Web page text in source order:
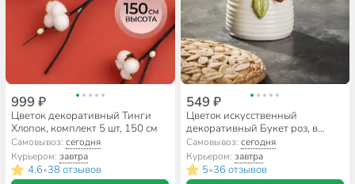
999 ₽
Цветок декоративный Тинги
Хлопок, комплект 5 шт, 150 см
Самовывоз:сегодня
Курьером:завтра
4.6•38 отзывов
549 ₽
Цветок искусственный
декоративный Букет роз, в
кашпо, 16 см, белый, Y6-2056
Самовывоз: сегодня
Курьером: завтра
5•36 отзывов